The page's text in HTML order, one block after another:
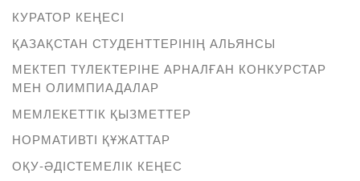
КУРАТОР КЕҢЕСІ
ҚАЗАҚСТАН СТУДЕНТТЕРІНІҢ АЛЬЯНСЫ
МЕКТЕП ТҮЛЕКТЕРІНЕ АРНАЛҒАН КОНКУРСТАР
МЕН ОЛИМПИАДАЛАР
МЕМЛЕКЕТТІК ҚЫЗМЕТТЕР
НОРМАТИВТІ ҚҰЖАТТАР
ОҚУ-ӘДІСТЕМЕЛІК КЕҢЕС